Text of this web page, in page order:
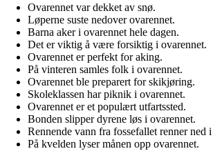
Ovarennet var dekket av snø.
Løperne suste nedover ovarennet.
Barna aker i ovarennet hele dagen.
Det er viktig å være forsiktig i ovarennet.
Ovarennet er perfekt for aking.
På vinteren samles folk i ovarennet.
Ovarennet ble preparert for skikjøring.
Skoleklassen har piknik i ovarennet.
Ovarennet er et populært utfartssted.
Bonden slipper dyrene løs i ovarennet.
Rennende vann fra fossefallet renner ned
På kvelden lyser månen opp ovarennet.